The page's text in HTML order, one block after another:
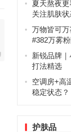
夏天熬夜更
关注肌肤
万物皆可
#382万雾
新锐品牌
打法精选
空调房+高
稳定状态？
护肤品